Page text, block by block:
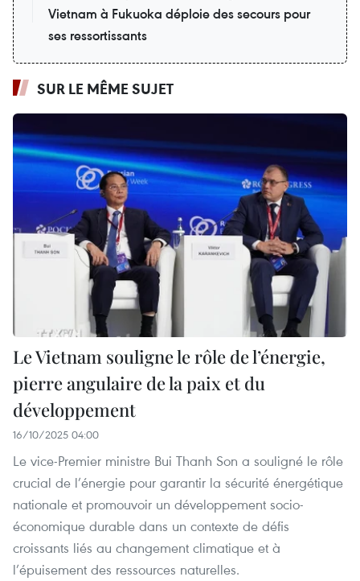
Vietnam à Fukuoka déploie des secours pour
ses ressortissants
SUR LE MÊME SUJET
Le Vietnam souligne le rôle de l’énergie,
pierre angulaire de la paix et du
développement
16/10/2025 04:00
Le vice-Premier ministre Bui Thanh Son a souligné le rôle
crucial de l’énergie pour garantir la sécurité énergétique
nationale et promouvoir un développement socio-
économique durable dans un contexte de défis
croissants liés au changement climatique et à
l’épuisement des ressources naturelles.